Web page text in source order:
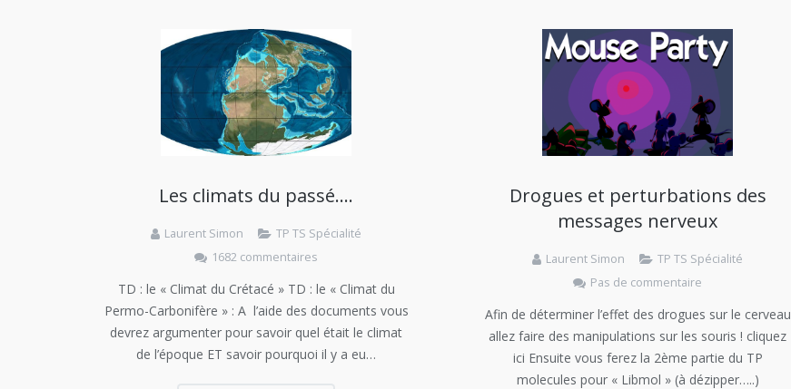
Les climats du passé….
Laurent Simon
TP TS Spécialité
1682 commentaires
TD : le « Climat du Crétacé » TD : le « Climat du
Permo-Carbonifère » : A l’aide des documents vous
devrez argumenter pour savoir quel était le climat
de l’époque ET savoir pourquoi il y a eu…
Drogues et perturbations des
messages nerveux
Laurent Simon
TP TS Spécialité
Pas de commentaire
Afin de déterminer l’effet des drogues sur le cerveau
allez faire des manipulations sur les souris ! cliquez
ici Ensuite vous ferez la 2ème partie du TP
molecules pour « Libmol » (à dézipper…..)